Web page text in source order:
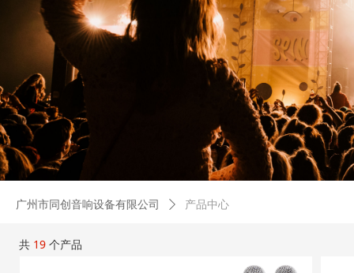
广州市同创音响设备有限公司 ꄲ 产品中心
共 19 个产品